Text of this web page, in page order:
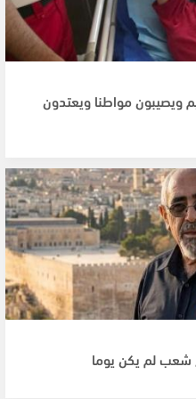
ويصيبون مواطنا ويعتدون
شعب لم يكن يوما